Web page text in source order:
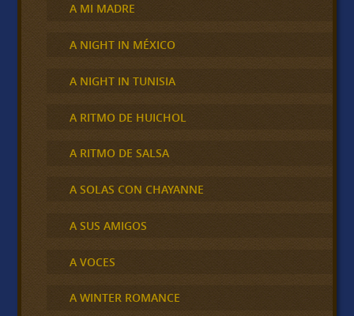
A MI MADRE
A NIGHT IN MÉXICO
A NIGHT IN TUNISIA
A RITMO DE HUICHOL
A RITMO DE SALSA
A SOLAS CON CHAYANNE
A SUS AMIGOS
A VOCES
A WINTER ROMANCE